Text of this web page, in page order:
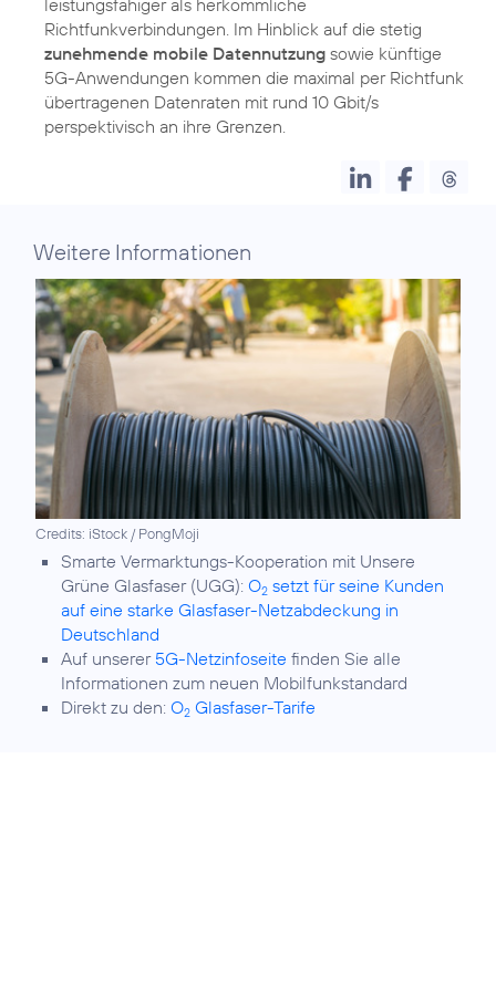
leistungsfähiger als herkömmliche
Richtfunkverbindungen. Im Hinblick auf die stetig
zunehmende mobile Datennutzung sowie künftige
5G-Anwendungen kommen die maximal per Richtfunk
übertragenen Datenraten mit rund 10 Gbit/s
perspektivisch an ihre Grenzen.
Weitere Informationen
Credits: iStock / PongMoji
Smarte Vermarktungs-Kooperation mit Unsere
Grüne Glasfaser (UGG): O2 setzt für seine Kunden
auf eine starke Glasfaser-Netzabdeckung in
Deutschland
Auf unserer 5G-Netzinfoseite finden Sie alle
Informationen zum neuen Mobilfunkstandard
Direkt zu den: O2 Glasfaser-Tarife